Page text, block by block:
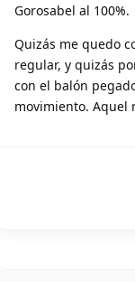
Gorosabel al 100%.
Quizás me quedo
regular, y quizás
con el balón
movimiento. Aquel